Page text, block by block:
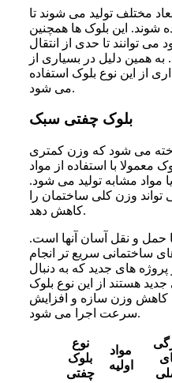
مختلف تولید می شوند تا
شوند. این بلوک ها همچنین
توانند تا حدی از انتقال
همین دلیل در بسیاری از
از این نوع بلوک استفاده
می شود.
بلوک چفتی سبک
می شود که وزن کمتری
معمولا با استفاده از مواد
مواد مشابه تولید می شود.
تواند وزن کلی ساختمان را
کاهش دهد.
حمل و نقل آسان آنها است.
ساختمانی سریع تر انجام
های جدید که به دنبال
جدید هستند از این نوع بلوک
کاهش وزن سازه و افزایش
سرعت اجرا می شود.
نوع
بلوک
چفتی
مواد
اولیه